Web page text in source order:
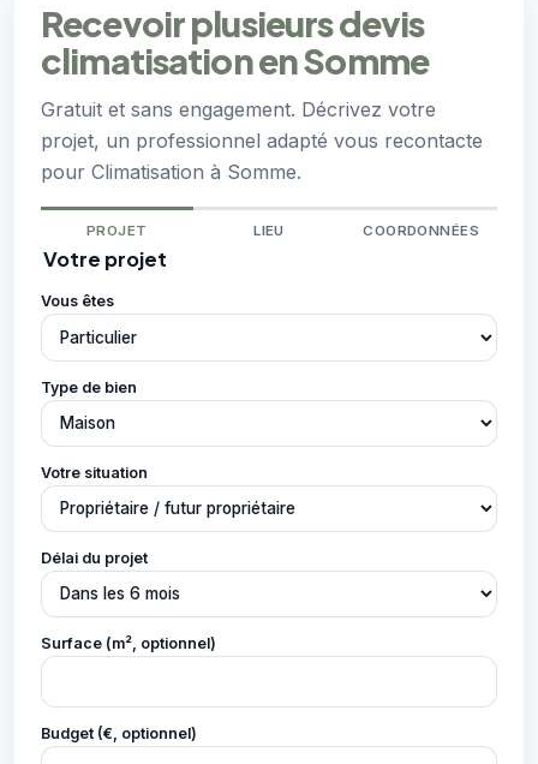
Recevoir plusieurs devis
climatisation en Somme
Gratuit et sans engagement. Décrivez votre
projet, un professionnel adapté vous recontacte
pour Climatisation à Somme.
PROJET LIEU COORDONNÉES
Votre projet
Vous êtes
Type de bien
Votre situation
Délai du projet
Surface (m², optionnel)
Budget (€, optionnel)